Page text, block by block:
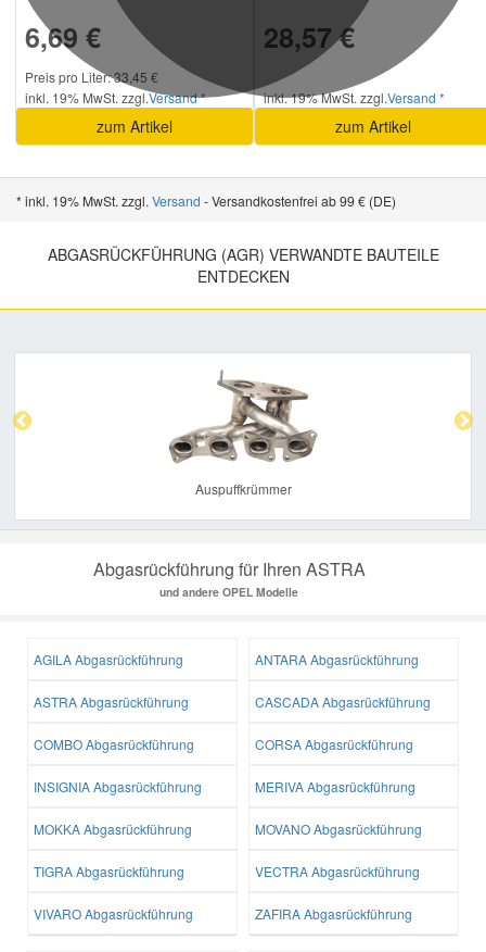
6,69 €
Preis pro Liter: 33,45 €
inkl. 19% MwSt. zzgl.Versand *
zum Artikel
28,57 €
inkl. 19% MwSt. zzgl.Versand *
zum Artikel
* inkl. 19% MwSt. zzgl. Versand - Versandkostenfrei ab 99 € (DE)
ABGASRÜCKFÜHRUNG (AGR) VERWANDTE BAUTEILE
ENTDECKEN
Auspuffkrümmer
Abgasrückführung für Ihren ASTRA
und andere OPEL Modelle
AGILA Abgasrückführung ANTARA Abgasrückführung
ASTRA Abgasrückführung CASCADA Abgasrückführung
COMBO Abgasrückführung CORSA Abgasrückführung
INSIGNIA Abgasrückführung MERIVA Abgasrückführung
MOKKA Abgasrückführung MOVANO Abgasrückführung
TIGRA Abgasrückführung VECTRA Abgasrückführung
VIVARO Abgasrückführung ZAFIRA Abgasrückführung